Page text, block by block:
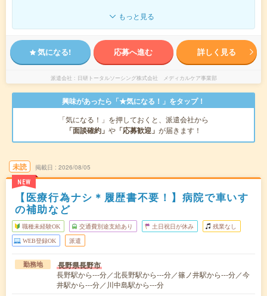
もっと見る
気になる! 応募へ進む 詳しく見る
派遣会社 日研トータルソーシング株式会社 メディカルケア事業部
興味があったら「★気になる！」をタップ！
「気になる！」を押しておくと、派遣会社から
「面談確約」 や 「応募歓迎」 が届きます！
未読
NEW
掲載日 2026/08/05
【医療行為ナシ＊履歴書不要！】病院で車いす
の補助など
職種未経験OK 交通費別途支給あり 土日祝日が休み 残業なし
WEB登録OK 派遣
勤務地 長野県長野市
長野駅から---分／北長野駅から---分／篠ノ井駅から---分／今
井駅から---分／川中島駅から---分